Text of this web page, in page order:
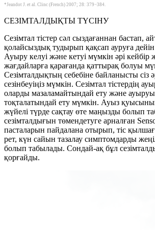
*Jeandot J. et al. Clinc (French) 2007; 28: 379−384.
СЕЗІМТАЛДЫҚТЫ ТҮСІНУ
Сезімтал тістер сәл сыздағаннан бастап,
қолайсыздық тудырып қақсап ауруға
Ауыру келуі және кетуі мүмкін әрі кейбір
жағдайларға қарағанда қаттырақ болуы
Сезімталдықтың себебіне байланысты сіз
сезінбеуіңіз мүмкін. Cезімтал тістердің
оларды мазаламайтындай ету және
тоқталатындай ету мүмкін. Ауыз
жүйелі түрде сақтау өте маңызды болып
сезімталдығын төмендетуге арналған
пасталарын пайдалана отырып, тіс
рет, күн сайын тазалау симптомдарды
болып табылады. Сондай-ақ бұл
қорғайды.